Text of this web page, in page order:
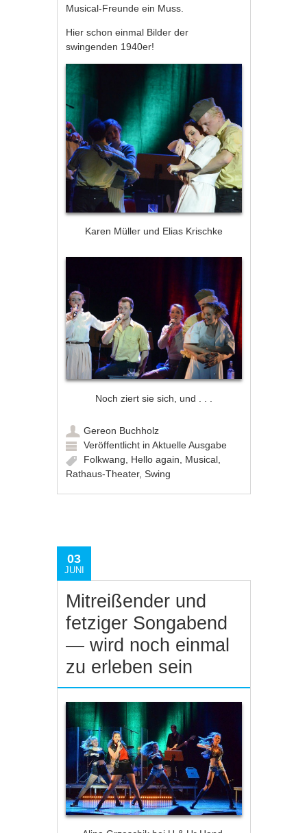
Musical-Freunde ein Muss.
Hier schon einmal Bilder der
swingenden 1940er!
Karen Müller und Elias Krischke
Noch ziert sie sich, und . . .
Gereon Buchholz
Veröffentlicht inAktuelle Ausgabe
Folkwang
Hello again Musical
Rathaus-Theater,Swing
03
JUNI
Mitreißender und
fetziger Songabend
— wird noch einmal
zu erleben sein